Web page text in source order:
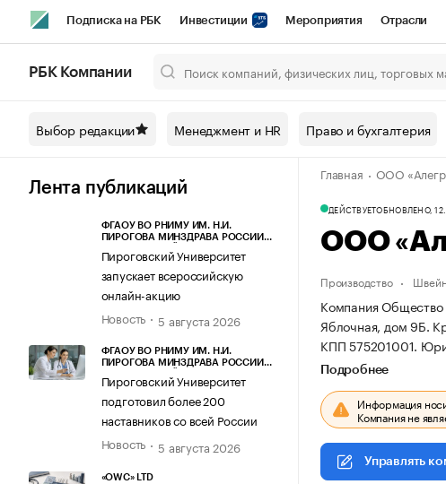
Подписка на РБК Инвестиции Мероприятия Отрасли
Спецпроекты СПб Конференции СПб Спецпроекты
Технологии и медиа Рынок наличной валюты
РБК Компании
Выбор редакции Менеджмент и HR Право и бухгалтерия
Лента публикаций
ФГАОУ ВО РНИМУ ИМ. Н.И.
ПИРОГОВА МИНЗДРАВА РОССИИ
Пироговский Университет
запускает всероссийскую
онлайн-акцию
Новость
5 августа 2026
ФГАОУ ВО РНИМУ ИМ. Н.И.
ПИРОГОВА МИНЗДРАВА РОССИИ
Пироговский Университет
подготовил более 200
наставников со всей России
Новость
5 августа 2026
«OWC» LTD
Главная ООО
ДЕЙСТВУЕТОБНОВЛЕНО,
ООО
Производство
Компания Общество
Яблочная, дом 9Б.
КПП 575201001.
Подробнее
Информация
Компания не
Управлять